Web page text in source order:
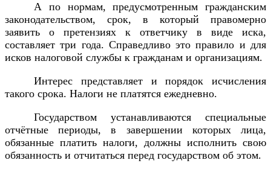
А по нормам, предусмотренным гражданским
законодательством, срок, в который правомерно
заявить о претензиях к ответчику в виде иска,
составляет три года. Справедливо это правило и для
исков налоговой службы к гражданам и организациям.
Интерес представляет и порядок исчисления
такого срока. Налоги не платятся ежедневно.
Государством устанавливаются специальные
отчётные периоды, в завершении которых лица,
обязанные платить налоги, должны исполнить свою
обязанность и отчитаться перед государством об этом.